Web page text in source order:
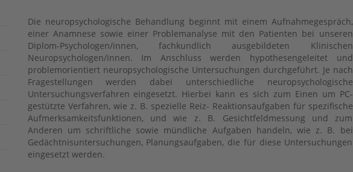
Die neuropsychologische Behandlung beginnt mit einem Aufnahmegespräch,
einer Anamnese sowie einer Problemanalyse mit den Patienten bei unseren
Diplom-Psychologen/innen, fachkundlich ausgebildeten Klinischen
Neuropsychologen/innen. Im Anschluss werden hypothesengeleitet und
problemorientiert neuropsychologische Untersuchungen durchgeführt. Je nach
Fragestellungen werden dabei unterschiedliche neuropsychologische
Untersuchungsverfahren eingesetzt. Hierbei kann es sich zum Einen um PC-
gestützte Verfahren, wie z. B. spezielle Reiz- Reaktionsaufgaben für spezifische
Aufmerksamkeitsfunktionen, und wie z. B. Gesichtfeldmessung und zum
Anderen um schriftliche sowie mündliche Aufgaben handeln, wie z. B. bei
Gedächtnisuntersuchungen, Planungsaufgaben, die für diese Untersuchungen
eingesetzt werden.